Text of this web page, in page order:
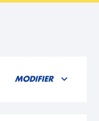
MODIFIER